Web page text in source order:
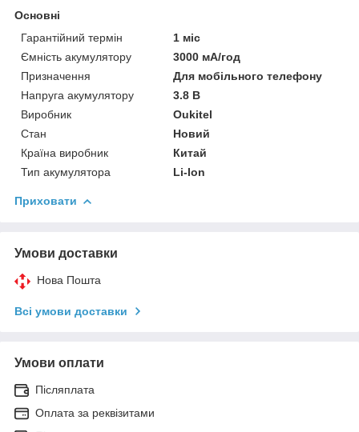
Основні
Гарантійний термін
1 міс
Ємність акумулятору
3000 мА/год
Призначення
Для мобільного телефону
Напруга акумулятору
3.8 В
Виробник
Oukitel
Стан
Новий
Країна виробник
Китай
Тип акумулятора
Li-Ion
Приховати
Умови доставки
Нова Пошта
Всі умови доставки
Умови оплати
Післяплата
Оплата за реквізитами